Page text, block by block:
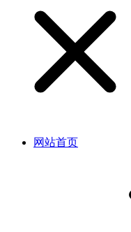
网站首页